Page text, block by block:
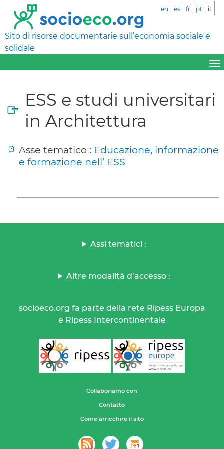
Sito di risorse documentarie sull’economia sociale e
solidale
en es fr pt it
ESS e studi universitari
in Architettura
Asse tematico : Educazione, informazione
e formazione nell’ ESS
Assi tematici :
Altre modalità d’accesso :
socioeco.org fa parte della rete Ripess Europa
e Ripess Intercontinentale
Collaboriamo con
Contatto
Come arricchire il sito